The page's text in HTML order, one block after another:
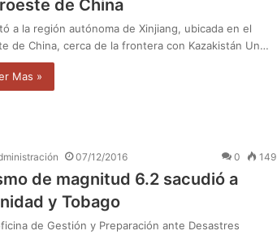
de China
a la región autónoma de Xinjiang, ubicada en el
de China, cerca de la frontera con Kazakistán Un…
Mas »
07/12/2016 0 149
de magnitud 6.2 sacudió a
y Tobago
de Gestión y Preparación ante Desastres